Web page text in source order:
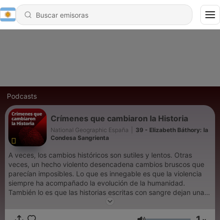
Podcasts
Crímenes que cambiaron la Historia
National Geographic España
39 - Elizabeth Báthory: la
Condesa Sangrienta
A veces, los cambios históricos son sutiles y lentos. Otras
veces, un hecho violento desencadena cambios bruscos que
parecían imposibles. Lo que es innegable es que la violencia
siempre ha acompañado la evolución de la humanidad.
También lo es que las historias escritas con sangre dejan una
marca profunda y nunca dejan de fascinarnos. En Crímenes